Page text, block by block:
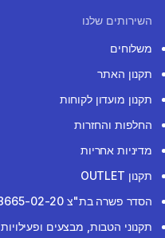
השירותים שלנו
משלוחים
תקנון האתר
תקנון מועדון לקוחות
החלפות והחזרות
מדיניות אחריות
תקנון OUTLET
הסדר פשרה בת"צ 18665-02-20
תקנוני הטבות, מבצעים ופעילויות